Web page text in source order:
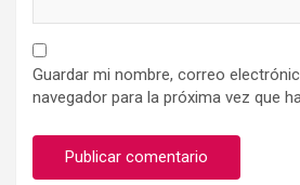
Guardar mi nombre, correo
navegador para la próxima vez que